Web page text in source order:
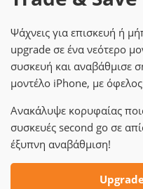
Ψάχνεις για επισκευή ή
upgrade σε ένα νεότερο
συσκευή και αναβάθμισε
μοντέλο iPhone, με
Ανακάλυψε κορυφαίας
συσκευές second go σε
έξυπνη αναβάθμιση!